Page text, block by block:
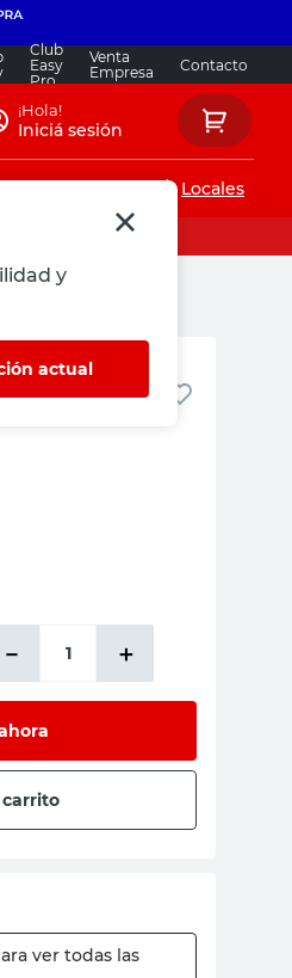
Club
Easy
Pro
Venta
Empresa
Contacto
y
actual
¡Hola!
Iniciá sesión
Locales
Mts Negro
＋
－
ver todas las